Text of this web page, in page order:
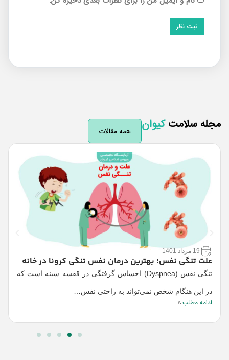
سلامتکیوان همه مقالات
19 مرداد 1401
علت تنگی نفس؛ بهترین درمان نفس تنگی کرونا در خانه
تنگی نفس (Dyspnea) احساس گرفتگی در قفسه سینه است که
در این هنگام شخص نمی‌تواند به راحتی نفس…
ادامه مطلب